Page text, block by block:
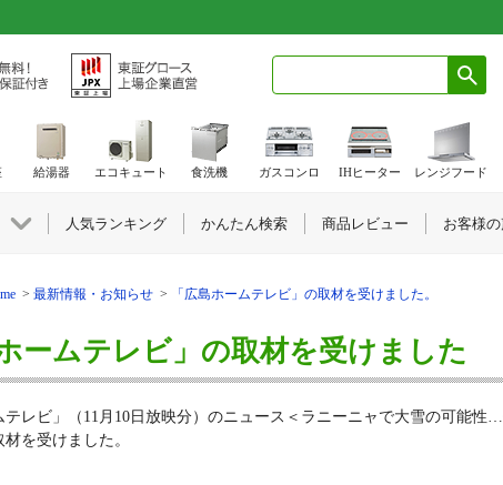
最新情報・お知らせ 「広島ホームテレビ」の取材を受けました。
ホームテレビ」の取材を受けました
テレビ」（11月10日放映分）のニュース＜ラニーニャで大雪の可能性
を受けました。
給湯器 エコキュート 食洗機 ガスコンロ IHヒーター レンジフード
人気ランキング かんたん検索 商品レビュー お客様